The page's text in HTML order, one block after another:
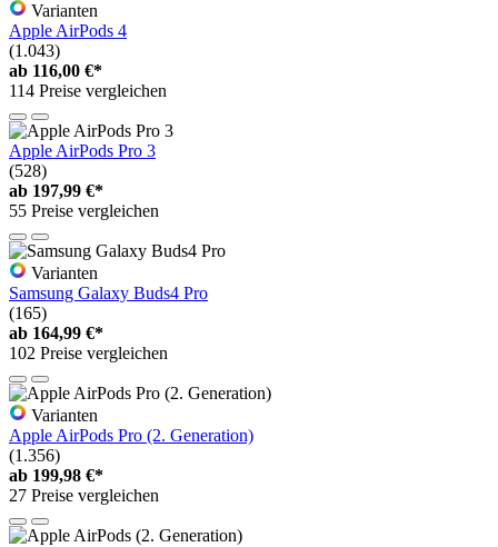
Varianten
Apple AirPods 4
(1.043)
ab 116,00 €*
114 Preise vergleichen
Apple AirPods Pro 3
(528)
ab 197,99 €*
55 Preise vergleichen
Varianten
Samsung Galaxy Buds4 Pro
(165)
ab 164,99 €*
102 Preise vergleichen
Varianten
Apple AirPods Pro (2. Generation)
(1.356)
ab 199,98 €*
27 Preise vergleichen